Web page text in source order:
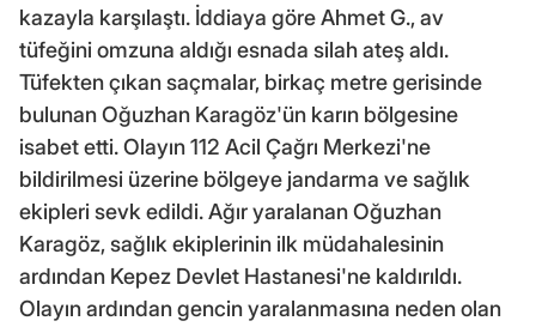
kazayla karşılaştı. İddiaya göre Ahmet G., av
tüfeğini omzuna aldığı esnada silah ateş aldı.
Tüfekten çıkan saçmalar, birkaç metre gerisinde
bulunan Oğuzhan Karagöz'ün karın bölgesine
isabet etti. Olayın 112 Acil Çağrı Merkezi'ne
bildirilmesi üzerine bölgeye jandarma ve sağlık
ekipleri sevk edildi. Ağır yaralanan Oğuzhan
Karagöz, sağlık ekiplerinin ilk müdahalesinin
ardından Kepez Devlet Hastanesi'ne kaldırıldı.
Olayın ardından gencin yaralanmasına neden olan